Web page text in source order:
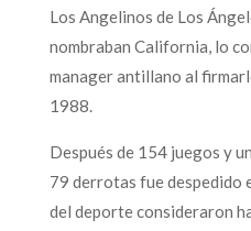
Los Angelinos de Los
nombraban California, lo
manager antillano al
1988.
Después de 154 juegos y
79 derrotas fue despedido
del deporte consideraron